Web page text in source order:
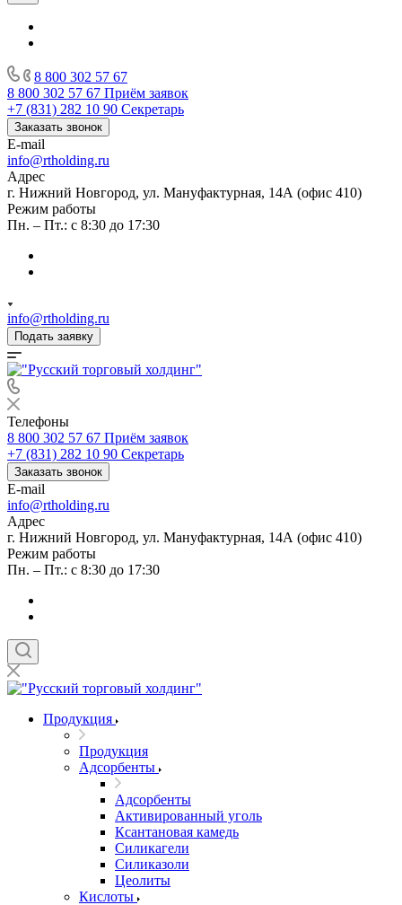
8 800 302 57 67
8 800 302 57 67 Приём заявок
+7 (831) 282 10 90 Секретарь
Заказать звонок
E-mail
info@rtholding.ru
Адрес
г. Нижний Новгород, ул. Мануфактурная, 14А (офис 410)
Режим работы
Пн. – Пт.: с 8:30 до 17:30
info@rtholding.ru
Подать заявку
Телефоны
8 800 302 57 67 Приём заявок
+7 (831) 282 10 90 Секретарь
Заказать звонок
E-mail
info@rtholding.ru
Адрес
г. Нижний Новгород, ул. Мануфактурная, 14А (офис 410)
Режим работы
Пн. – Пт.: с 8:30 до 17:30
Продукция
Продукция
Адсорбенты
Адсорбенты
Активированный уголь
Ксантановая камедь
Силикагели
Силиказоли
Цеолиты
Кислоты